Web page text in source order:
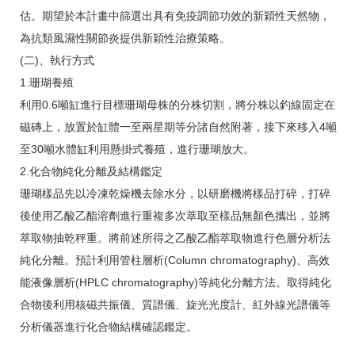
估。期望於本計畫中篩選出具有免疫調節功效的新穎性天然物，
為抗類風濕性關節炎提供新穎性治療策略。
(二)、執行方式
1.珊瑚養殖
利用0.6噸缸進行目標珊瑚母株的分株切割，將分株以釣線固定在
磁磚上，放置於缸體一至兩星期等分諸自然附著，接下來移入4噸
至30噸水體缸利用懸掛式養殖，進行珊瑚放大。
2.化合物純化分離及結構鑑定
珊瑚樣品先以冷凍乾燥機去除水分，以研磨機將樣品打碎，打碎
後使用乙酸乙酯溶劑進行重複多次萃取至樣品無顏色攜出，並將
萃取物抽乾秤重。將前述所得之乙酸乙酯萃取物進行色層分析法
純化分離。預計利用管柱層析(Column chromatography)、高效
能液像層析(HPLC chromatography)等純化分離方法。取得純化
合物後利用核磁共振儀、質譜儀、旋光光度計、紅外線光譜儀等
分析儀器進行化合物結構確認鑑定。